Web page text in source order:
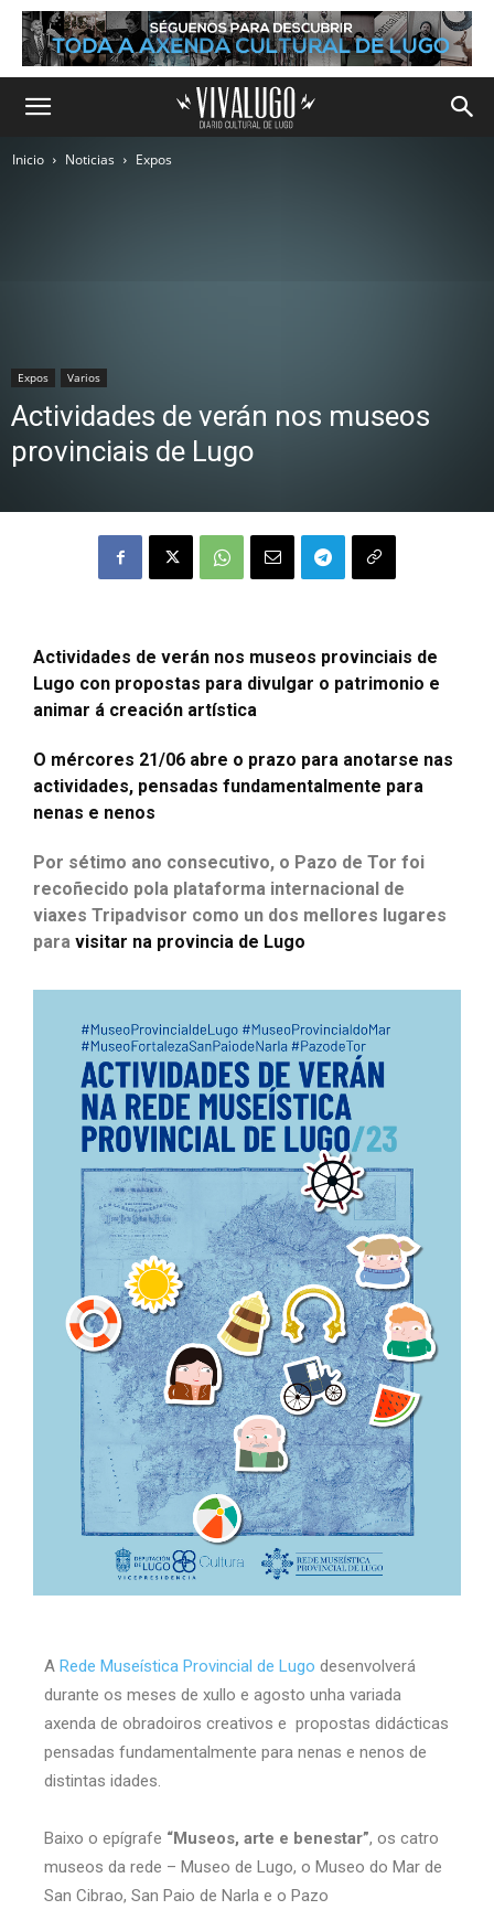
Inicio Noticias Expos
Expos Varios
Actividades de verán nos museos
provinciais de Lugo
Actividades de verán nos museos provinciais de
Lugo con propostas para divulgar o patrimonio e
animar á creación artística
O mércores 21/06 abre o prazo para anotarse nas
actividades, pensadas fundamentalmente para
nenas e nenos
Por sétimo ano consecutivo, o Pazo de Tor foi
recoñecido pola plataforma internacional de
viaxes Tripadvisor como un dos mellores lugares
para visitar na provincia de Lugo
A Rede Museística Provincial de Lugo desenvolverá
durante os meses de xullo e agosto unha variada
axenda de obradoiros creativos e propostas didácticas
pensadas fundamentalmente para nenas e nenos de
distintas idades.
Baixo o epígrafe “Museos, arte e benestar”, os catro
museos da rede – Museo de Lugo, o Museo do Mar de
San Cibrao, San Paio de Narla e o Pazo